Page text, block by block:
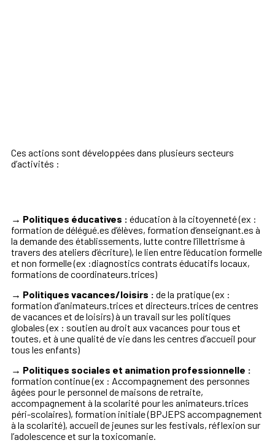
Ces actions sont développées dans plusieurs secteurs
d’activités :
→ Politiques éducatives : éducation à la citoyenneté (ex :
formation de délégué.es d’élèves, formation d’enseignant.es à
la demande des établissements, lutte contre l’illettrisme à
travers des ateliers d’écriture), le lien entre l’éducation formelle
et non formelle (ex :diagnostics contrats éducatifs locaux,
formations de coordinateurs.trices)
→ Politiques vacances/loisirs : de la pratique (ex :
formation d’animateurs.trices et directeurs.trices de centres
de vacances et de loisirs) à un travail sur les politiques
globales (ex : soutien au droit aux vacances pour tous et
toutes, et à une qualité de vie dans les centres d’accueil pour
tous les enfants)
→ Politiques sociales et animation professionnelle :
formation continue (ex : Accompagnement des personnes
âgées pour le personnel de maisons de retraite,
accompagnement à la scolarité pour les animateurs.trices
péri-scolaires), formation initiale (BPJEPS accompagnement
à la scolarité), accueil de jeunes sur les festivals, réflexion sur
l’adolescence et sur la toxicomanie.